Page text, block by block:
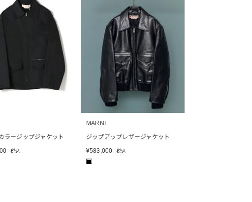
ラージップジャケット
税込
MARNI
ジップアップレザージャケット
¥583,000 税込
■